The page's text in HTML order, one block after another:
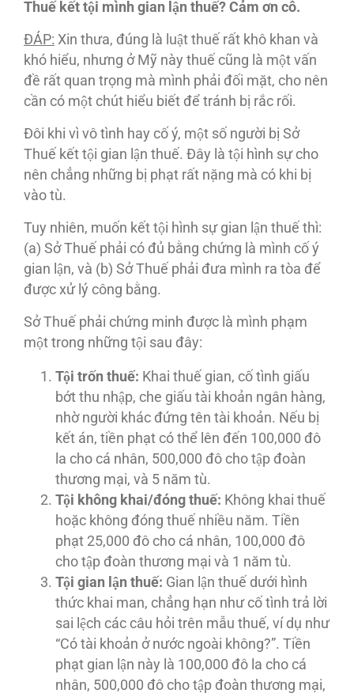
Thuê ́ kết tội mình gian lận thuế? Cảm ơn cô.
ĐÁP: Xin thưa, đúng là luật thuế rất khô khan và
khó hiểu, nhưng ở Mỹ này thuế cũng là một vấn
đề rất quan trọng mà mình phải đối mặt, cho nên
cần có một chút hiểu biết để tránh bị rắc rối.
Đôi khi vì vô tình hay cố ý, một số người bị Sở
Thuế kết tội gian lận thuế. Đây là tội hình sự cho
nên chẳng những bị phạt rất nặng mà có khi bị
vào tù.
Tuy nhiên, muốn kết tội hình sự gian lận thuế thì:
(a) Sở Thuế phải có đủ bằng chứng là mình cố ý
gian lận, và (b) Sở Thuế phải đưa mình ra tòa để
được xử lý công bằng.
Sở Thuế phải chứng minh được là mình phạm
một trong những tội sau đây:
Tội trốn thuế: Khai thuế gian, cố tình giấu
bớt thu nhập, che giấu tài khoản ngân hàng,
nhờ người khác đứng tên tài khoản. Nếu bị
kết án, tiền phạt có thể lên đến 100,000 đô
la cho cá nhân, 500,000 đô cho tập đoàn
thương mại, và 5 năm tù.
Tội không khai/đóng thuế: Không khai thuế
hoặc không đóng thuế nhiều năm. Tiền
phạt 25,000 đô cho cá nhân, 100,000 đô
cho tập đoàn thương mại và 1 năm tù.
Tội gian lận thuế: Gian lận thuế dưới hình
thức khai man, chẳng hạn như cố tình trả lời
sai lệch các câu hỏi trên mẫu thuế, ví dụ như
“Có tài khoản ở nước ngoài không?”. Tiền
phạt gian lận này là 100,000 đô la cho cá
nhân, 500,000 đô cho tập đoàn thương mại,